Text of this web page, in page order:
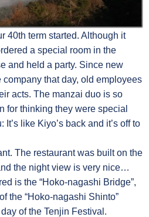
40th term started. Although it
a special room in the
and held a party. Since new
that day, old employees
acts. The manzai duo is so
for thinking they were special
like Kiyo’s back and it’s off to
The restaurant was built on the
the night view is very nice…
is the “Hoko-nagashi Bridge”,
the “Hoko-nagashi Shinto”
of the Tenjin Festival.